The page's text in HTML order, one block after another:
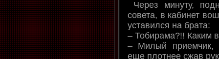
Через минуту,
совета, в кабинет
уставился на брата:
– Тобирама?!! Каким
– Милый приемчик,
еще плотнее сжав